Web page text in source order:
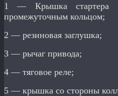
1 — Крышка стартера
промежуточным кольцом;
2 — резиновая заглушка;
3 — рычаг привода;
4 — тяговое реле;
5 — крышка со стороны